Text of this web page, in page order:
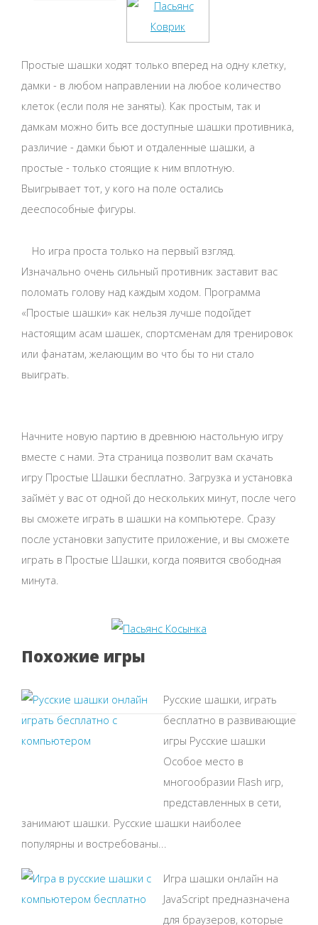
Простые шашки ходят только вперед на одну клетку,
дамки - в любом направлении на любое количество
клеток (если поля не заняты). Как простым, так и
дамкам можно бить все доступные шашки противника,
различие - дамки бьют и отдаленные шашки, а
простые - только стоящие к ним вплотную.
Выигрывает тот, у кого на поле остались
дееспособные фигуры.
Но игра проста только на первый взгляд.
Изначально очень сильный противник заставит вас
поломать голову над каждым ходом. Программа
«Простые шашки» как нельзя лучше подойдет
настоящим асам шашек, спортсменам для тренировок
или фанатам, желающим во что бы то ни стало
выиграть.
Начните новую партию в древнюю настольную игру
вместе с нами. Эта страница позволит вам скачать
игру Простые Шашки бесплатно. Загрузка и установка
займёт у вас от одной до нескольких минут, после чего
вы сможете играть в шашки на компьютере. Сразу
после установки запустите приложение, и вы сможете
играть в Простые Шашки, когда появится свободная
минута.
Похожие игры
Русские шашки, играть
бесплатно в развивающие
игры Русские шашки
Особое место в
многообразии Flash игр,
представленных в сети,
занимают шашки. Русские шашки наиболее
популярны и востребованы...
Игра шашки онлайн на
JavaScript предназначена
для браузеров, которые